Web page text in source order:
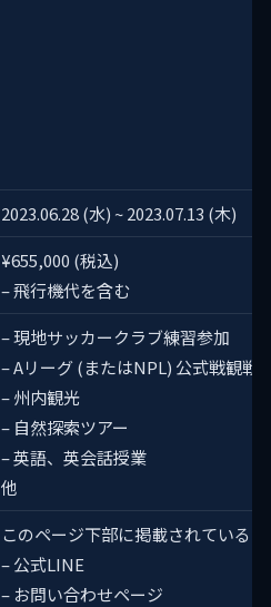
2023.06.28 (水) ~ 2023.07.13 (木)
¥655,000 (税込)
– 飛行機代を含む
– 現地サッカークラブ練習参加
– Aリーグ (またはNPL) 公式戦観戦
– 州内観光
– 自然探索ツアー
– 英語、英会話授業
他
このページ下部に掲載されている
– 公式LINE
– お問い合わせページ